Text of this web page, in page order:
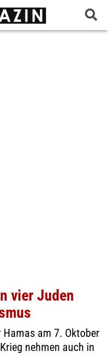
vier Juden
am 7. Oktober
nehmen auch in